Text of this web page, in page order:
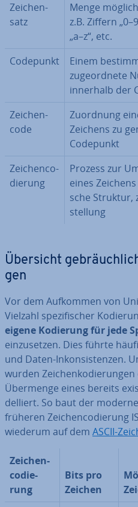
Zei­chen­
satz
Menge
z.B. Ziffern
„a–z“, etc.
Codepunkt
Einem
zu­ge­ord­ne­te
innerhalb der
Zei­chen­
code
Zuordnung
Zeichens zu
Codepunkt
Zei­chen­co­
die­rung
Prozess zur
eines
sche Struktur,
stel­lung
Übersicht
gen
Vor dem Aufkommen von
Vielzahl spe­zi­fi­scher
eigene Kodierung für jede
ein­zu­set­zen. Dies führte
und Daten-In­kon­sis­ten­zen.
wurden
Übermenge eines bereits
del­liert. So baut der
früheren Zei­chen­co­die­rung
wiederum auf dem ASCII-
Zei­chen­
co­die­
rung
Bits pro
Zeichen